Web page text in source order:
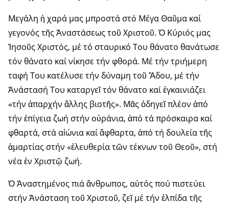
Μεγάλη ἡ χαρά μας μπροστά στό Μέγα Θαῦμα καί
γεγονός τῆς Ἀναστάσεως τοῦ Χριστοῦ. Ὁ Κύριός μας
Ἰησοῦς Χριστός, μέ τό σταυρικό Του θάνατο θανάτωσε
τόν θάνατο καί νίκησε τήν φθορά. Μέ τήν τριήμερη
ταφή Του κατέλυσε τήν δύναμη τοῦ Ἅδου, μέ τήν
Ἀνάστασή Του καταργεῖ τόν θάνατο καί ἐγκαινιάζει
«τήν ἀπαρχήν ἄλλης βιοτῆς». Μᾶς ὁδηγεῖ πλέον ἀπό
τήν ἐπίγεια ζωή στήν οὐράνια, ἀπό τά πρόσκαιρα καί
φθαρτά, στά αἰώνια καί ἄφθαρτα, ἀπό τή δουλεία τῆς
ἁμαρτίας στήν «ἐλευθερία τῶν τέκνων τοῦ Θεοῦ», στή
νέα ἐν Χριστῷ ζωή.
Ὁ Ἀναστημένος πιά ἄνθρωπος, αὐτός πού πιστεύει
στήν Ἀνάσταση τοῦ Χριστοῦ, ζεῖ μέ τήν ἐλπίδα τῆς